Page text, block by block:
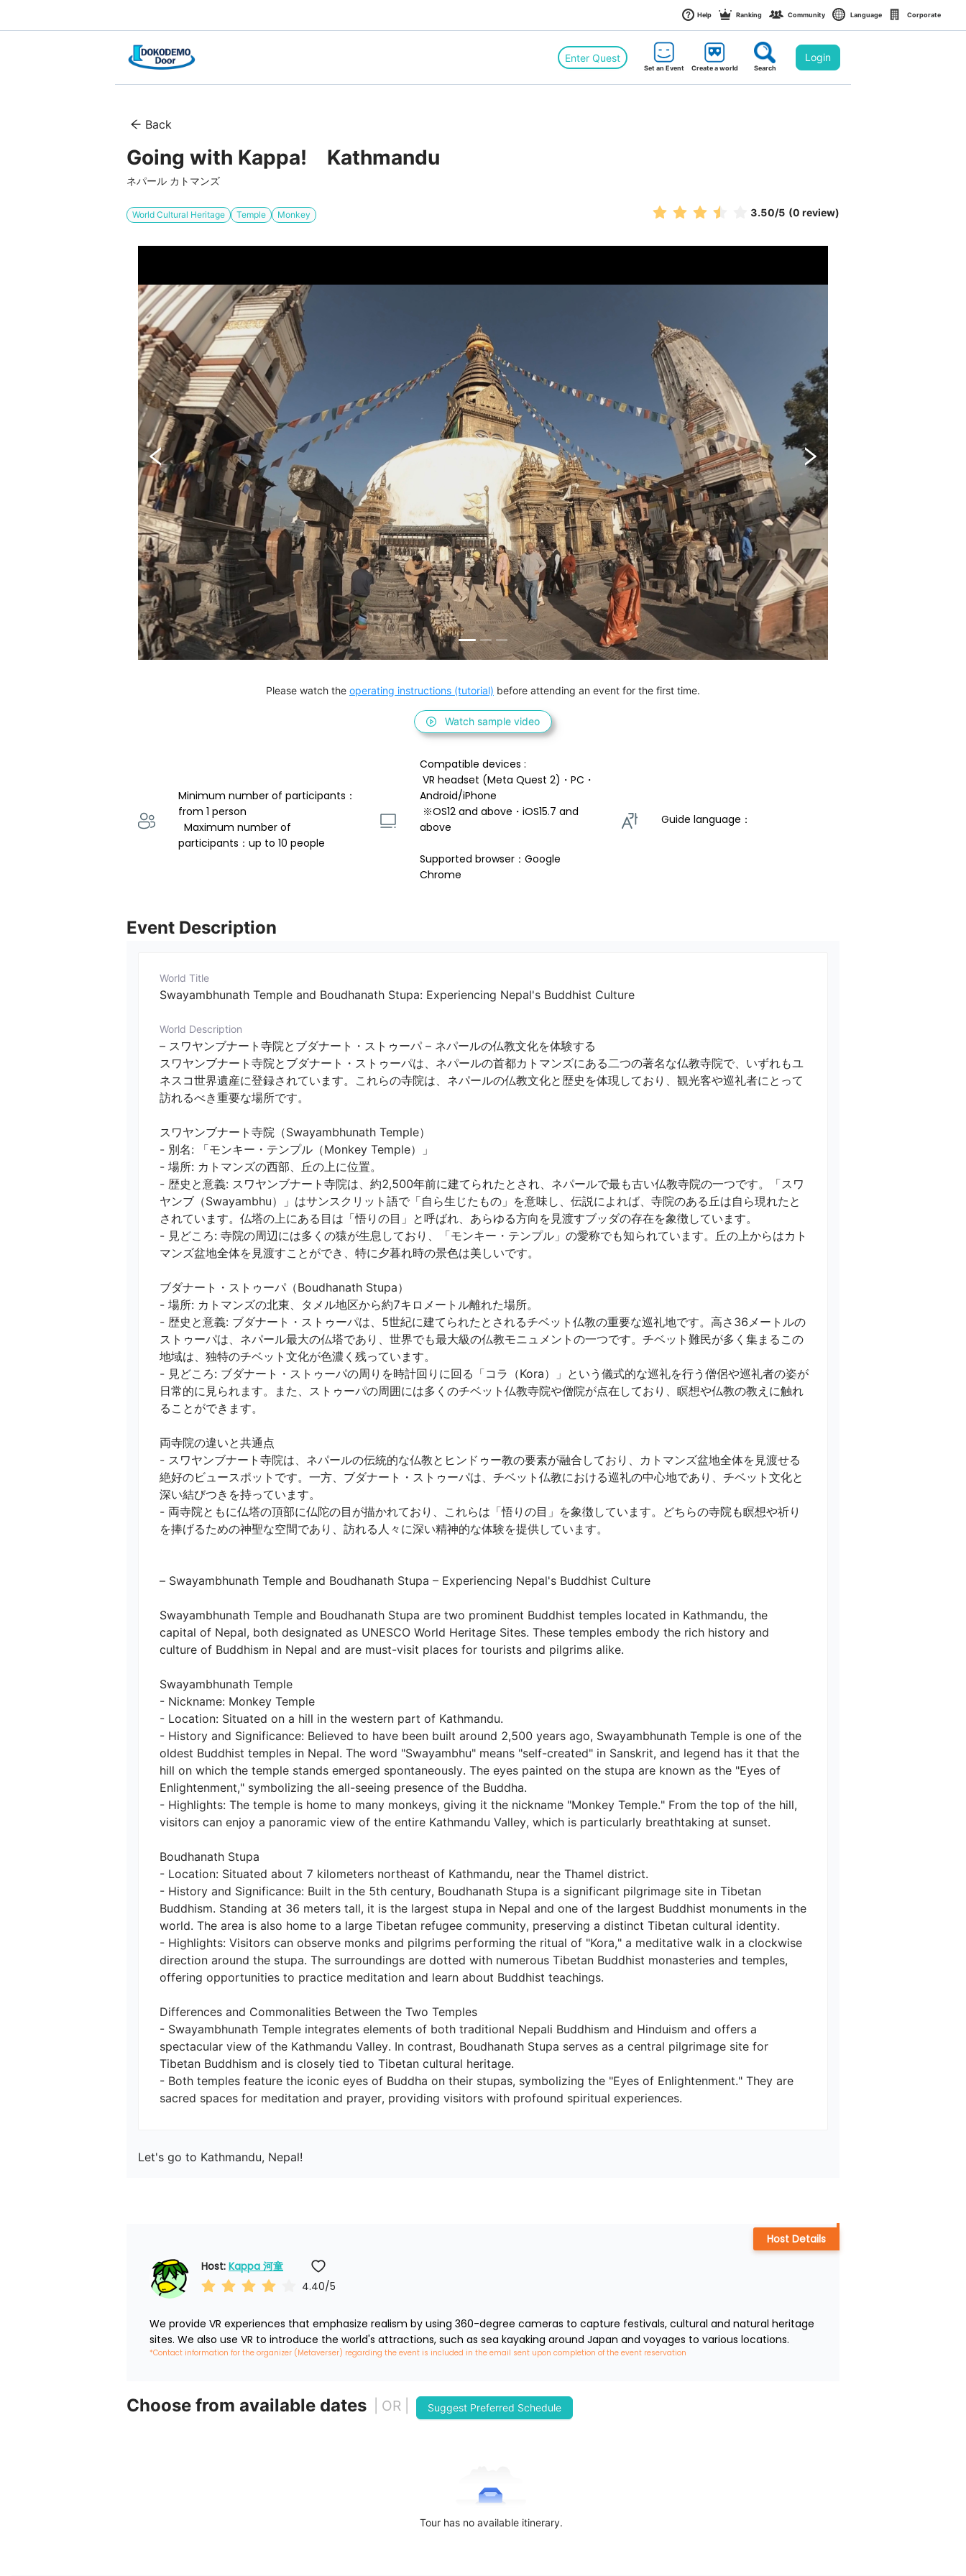
Help Ranking Community Language Corporate
Enter Quest
Set an Event Create a world Search
Login
Back
Going with Kappa!　Kathmandu
ネパール カトマンズ
World Cultural Heritage Temple Monkey 3.50/5 (0 review)
Please watch the operating instructions (tutorial) before attending an event for the first time.
Watch sample video
Minimum number of participants：
from 1 person
participants：up to 10 people
Compatible devices :
Android/iPhone
above
Supported browser：Google
Chrome
Guide language：
Event Description
World Title
Swayambhunath Temple and Boudhanath Stupa: Experiencing Nepal's Buddhist Culture
World Description
– スワヤンブナート寺院とブダナート・ストゥーパ – ネパールの仏教文化を体験する
スワヤンブナート寺院とブダナート・ストゥーパは、ネパールの首都カトマンズにある二つの著名な仏教寺院で、いずれもユ
ネスコ世界遺産に登録されています。これらの寺院は、ネパールの仏教文化と歴史を体現しており、観光客や巡礼者にとって
訪れるべき重要な場所です。
スワヤンブナート寺院（Swayambhunath Temple）
- 別名: 「モンキー・テンプル（Monkey Temple）」
- 場所: カトマンズの西部、丘の上に位置。
- 歴史と意義: スワヤンブナート寺院は、約2,500年前に建てられたとされ、ネパールで最も古い仏教寺院の一つです。「スワ
ヤンブ（Swayambhu）」はサンスクリット語で「自ら生じたもの」を意味し、伝説によれば、寺院のある丘は自ら現れたと
されています。仏塔の上にある目は「悟りの目」と呼ばれ、あらゆる方向を見渡すブッダの存在を象徴しています。
- 見どころ: 寺院の周辺には多くの猿が生息しており、「モンキー・テンプル」の愛称でも知られています。丘の上からはカト
マンズ盆地全体を見渡すことができ、特に夕暮れ時の景色は美しいです。
ブダナート・ストゥーパ（Boudhanath Stupa）
- 場所: カトマンズの北東、タメル地区から約7キロメートル離れた場所。
- 歴史と意義: ブダナート・ストゥーパは、5世紀に建てられたとされるチベット仏教の重要な巡礼地です。高さ36メートルの
ストゥーパは、ネパール最大の仏塔であり、世界でも最大級の仏教モニュメントの一つです。チベット難民が多く集まるこの
地域は、独特のチベット文化が色濃く残っています。
- 見どころ: ブダナート・ストゥーパの周りを時計回りに回る「コラ（Kora）」という儀式的な巡礼を行う僧侶や巡礼者の姿が
日常的に見られます。また、ストゥーパの周囲には多くのチベット仏教寺院や僧院が点在しており、瞑想や仏教の教えに触れ
ることができます。
両寺院の違いと共通点
- スワヤンブナート寺院は、ネパールの伝統的な仏教とヒンドゥー教の要素が融合しており、カトマンズ盆地全体を見渡せる
絶好のビュースポットです。一方、ブダナート・ストゥーパは、チベット仏教における巡礼の中心地であり、チベット文化と
深い結びつきを持っています。
- 両寺院ともに仏塔の頂部に仏陀の目が描かれており、これらは「悟りの目」を象徴しています。どちらの寺院も瞑想や祈り
を捧げるための神聖な空間であり、訪れる人々に深い精神的な体験を提供しています。
– Swayambhunath Temple and Boudhanath Stupa – Experiencing Nepal's Buddhist Culture
Swayambhunath Temple and Boudhanath Stupa are two prominent Buddhist temples located in Kathmandu, the
capital of Nepal, both designated as UNESCO World Heritage Sites. These temples embody the rich history and
culture of Buddhism in Nepal and are must-visit places for tourists and pilgrims alike.
Swayambhunath Temple
- Nickname: Monkey Temple
- Location: Situated on a hill in the western part of Kathmandu.
- History and Significance: Believed to have been built around 2,500 years ago, Swayambhunath Temple is one of the
oldest Buddhist temples in Nepal. The word "Swayambhu" means "self-created" in Sanskrit, and legend has it that the
hill on which the temple stands emerged spontaneously. The eyes painted on the stupa are known as the "Eyes of
Enlightenment," symbolizing the all-seeing presence of the Buddha.
- Highlights: The temple is home to many monkeys, giving it the nickname "Monkey Temple." From the top of the hill,
visitors can enjoy a panoramic view of the entire Kathmandu Valley, which is particularly breathtaking at sunset.
Boudhanath Stupa
- Location: Situated about 7 kilometers northeast of Kathmandu, near the Thamel district.
- History and Significance: Built in the 5th century, Boudhanath Stupa is a significant pilgrimage site in Tibetan
Buddhism. Standing at 36 meters tall, it is the largest stupa in Nepal and one of the largest Buddhist monuments in the
world. The area is also home to a large Tibetan refugee community, preserving a distinct Tibetan cultural identity.
- Highlights: Visitors can observe monks and pilgrims performing the ritual of "Kora," a meditative walk in a clockwise
direction around the stupa. The surroundings are dotted with numerous Tibetan Buddhist monasteries and temples,
offering opportunities to practice meditation and learn about Buddhist teachings.
Differences and Commonalities Between the Two Temples
- Swayambhunath Temple integrates elements of both traditional Nepali Buddhism and Hinduism and offers a
spectacular view of the Kathmandu Valley. In contrast, Boudhanath Stupa serves as a central pilgrimage site for
Tibetan Buddhism and is closely tied to Tibetan cultural heritage.
- Both temples feature the iconic eyes of Buddha on their stupas, symbolizing the "Eyes of Enlightenment." They are
Let's go to Kathmandu, Nepal!
Host: Kappa 河童
4.40/5
We provide VR experiences that emphasize realism by using 360-degree cameras to capture festivals, cultural and natural heritage
sites. We also use VR to introduce the world's attractions, such as sea kayaking around Japan and voyages to various locations.
*Contact information for the organizer (Metaverser) regarding the event is included in the email sent upon completion of the event reservation
Host Details
Choose from available dates | OR | Suggest Preferred Schedule
Tour has no available itinerary.